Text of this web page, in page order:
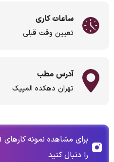
ساعات کاری
تعیین وقت قبلی
آدرس مطب
تهران دهکده المپیک
برای مشاهده نمونه کارهای
را دنبال کنید